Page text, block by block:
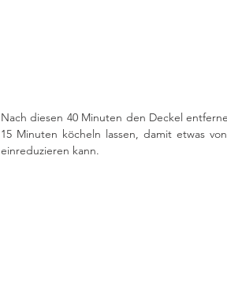
Nach diesen 40 Minuten den Deckel
15 Minuten köcheln lassen, damit etwas
einreduzieren kann.